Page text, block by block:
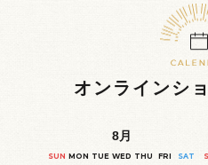
オンラインシ
8月
SUN MON TUE WED THU FRI SAT